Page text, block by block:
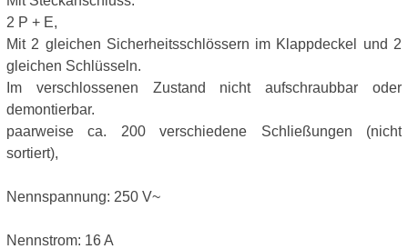
2 P + E,
Mit 2 gleichen Sicherheitsschlössern im Klappdeckel und 2
gleichen Schlüsseln.
Im verschlossenen Zustand nicht aufschraubbar oder
demontierbar.
paarweise ca. 200 verschiedene Schließungen (nicht
sortiert),
Nennspannung: 250 V~
Nennstrom: 16 A